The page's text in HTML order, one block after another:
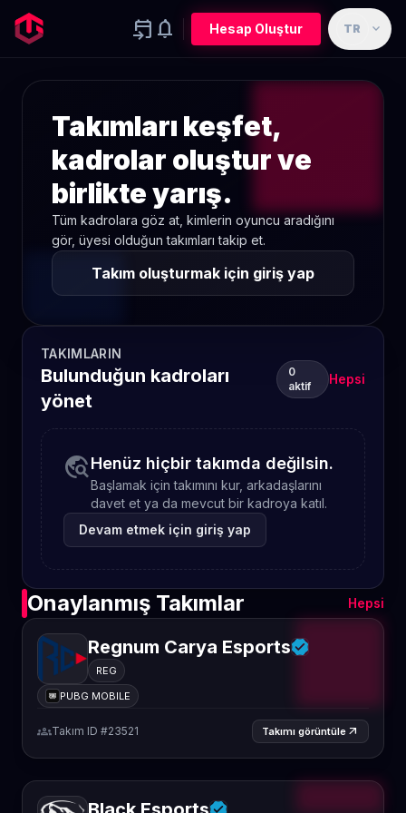
event_upcoming notifications Hesap Oluştur TR expand_more
Takımları keşfet,
kadrolar oluştur ve
birlikte yarış.
Tüm kadrolara göz at, kimlerin oyuncu aradığını
gör, üyesi olduğun takımları takip et.
Takım oluşturmak için giriş yap
TAKIMLARIN
Bulunduğun kadroları
yönet
0
aktif
Hepsi
travel_exploreHenüz hiçbir takımda değilsin.
Başlamak için takımını kur, arkadaşlarını
davet et ya da mevcut bir kadroya katıl.
Devam etmek için giriş yap
Onaylanmış Takımlar Hepsi
Regnum Carya Esports
REG
PUBG MOBILE
groupsTakım ID #23521 Takımı görüntüle arrow_outward